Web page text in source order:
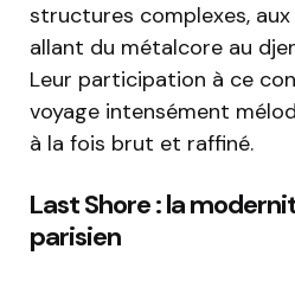
structures complexes,
allant du métalcore au
Leur participation à ce
voyage intensément
à la fois brut et raffiné.
Last Shore : la
parisien